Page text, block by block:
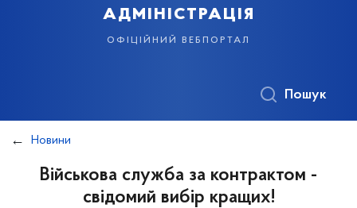
адміністрація
офіційний вебпортал
Пошук
Новини
Військова служба за контрактом -
свідомий вибір кращих!